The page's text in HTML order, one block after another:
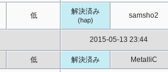
低 解決済み
(hap)
samsho2
2015-05-13 23:44
低 解決済み MetalliC